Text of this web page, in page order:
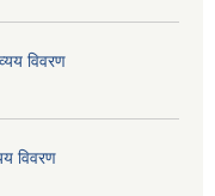
विवरण
विवरण